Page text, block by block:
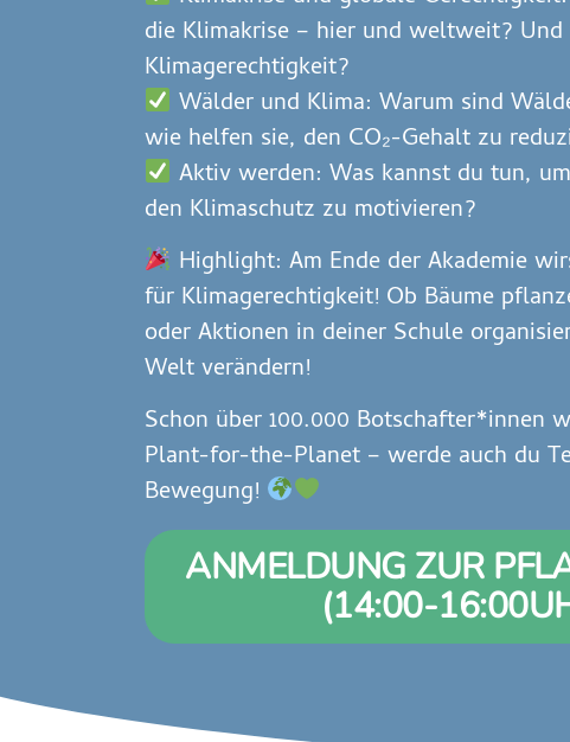
die Klimakrise – hier und weltweit?
Klimagerechtigkeit?
Wälder und Klima: Warum sind
wie helfen sie, den CO₂-Gehalt zu
Aktiv werden: Was kannst du tun,
den Klimaschutz zu motivieren?
Highlight: Am Ende der Akademie
für Klimagerechtigkeit! Ob Bäume
oder Aktionen in deiner Schule
Welt verändern!
Schon über 100.000 Botschafter*innen
Plant-for-the-Planet – werde auch du
Bewegung!
ANMELDUNG ZUR
(14:00-